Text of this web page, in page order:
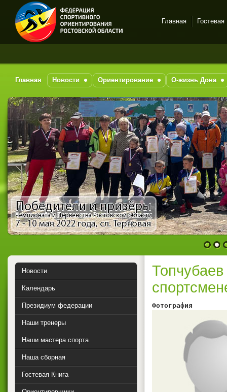
Спортивное
на-Дону
Главная Гостевая
Главная Новости Ориентирование О-жизнь Дона
1 2
Фотография
Новости
Календарь
Президиум федерации
Наши тренеры
Наши мастера спорта
Наша сборная
Гостевая Книга